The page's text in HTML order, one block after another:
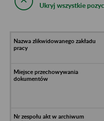
Ukryj wszystkie